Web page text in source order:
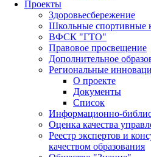
Проекты
Здоровьесбережение
Школьные спортивные
ВФСК "ГТО"
Правовое просвещение
Дополнительное
Региональные
О проекте
Документы
Список
Информационно-
Оценка качества
Реестр экспертов и
качеством образования